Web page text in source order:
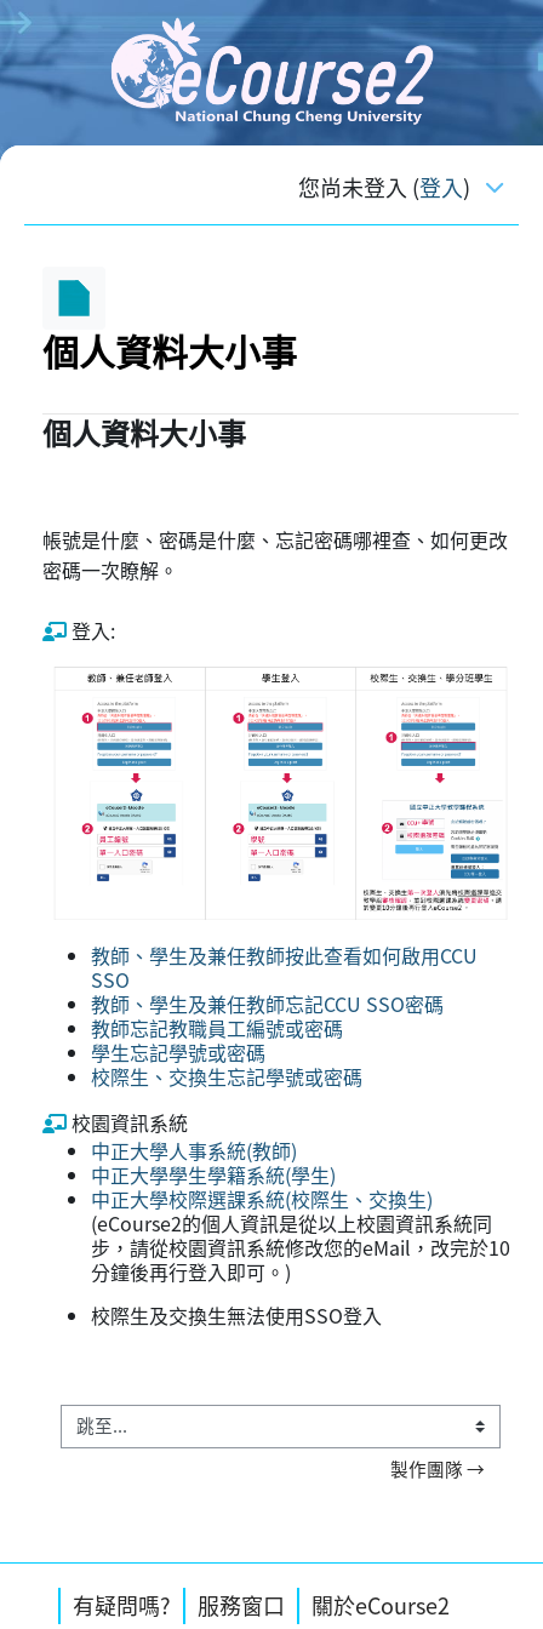
跳至主內容
您尚未登入 (登入)
個人資料大小事
個人資料大小事
帳號是什麼、密碼是什麼、忘記密碼哪裡查、如何更改
密碼一次瞭解。
登入:
教師、學生及兼任教師按此查看如何啟用CCU
SSO
教師、學生及兼任教師忘記CCU SSO密碼
教師忘記教職員工編號或密碼
學生忘記學號或密碼
校際生、交換生忘記學號或密碼
校園資訊系統
中正大學人事系統(教師)
中正大學學生學籍系統(學生)
中正大學校際選課系統(校際生、交換生)
(eCourse2的個人資訊是從以上校園資訊系統同
步，請從校園資訊系統修改您的eMail，改完於10
分鐘後再行登入即可。)
校際生及交換生無法使用SSO登入
跳至...
製作團隊 →
區塊
有疑問嗎? 服務窗口 關於eCourse2